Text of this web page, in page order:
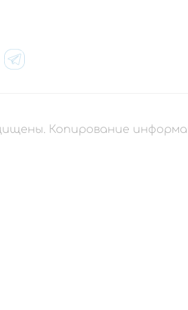
Копирование